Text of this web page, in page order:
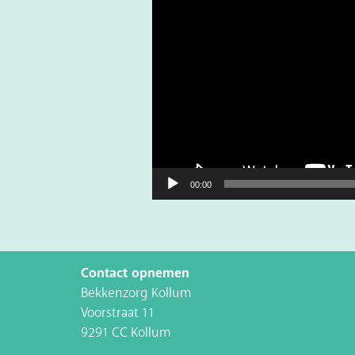
00:00
Contact opnemen
Bekkenzorg Kollum
Voorstraat 11
9291 CC Kollum